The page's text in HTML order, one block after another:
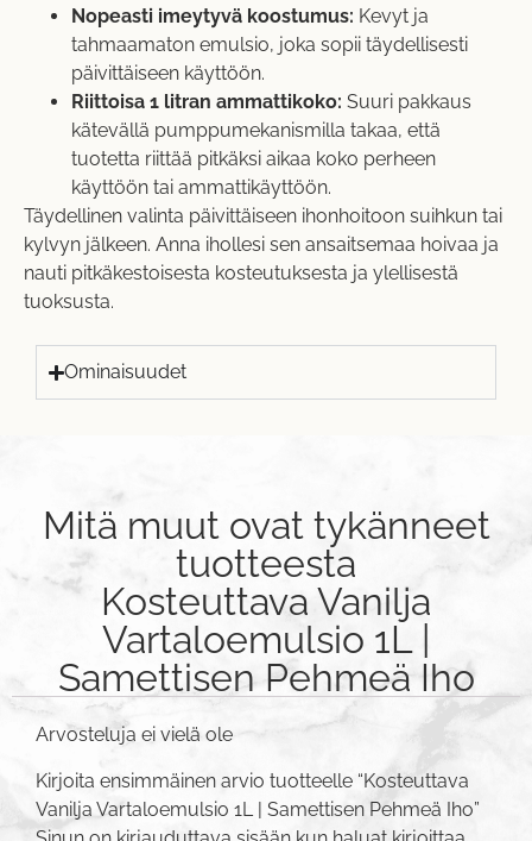
Nopeasti imeytyvä koostumus: Kevyt ja
tahmaamaton emulsio, joka sopii täydellisesti
päivittäiseen käyttöön.
Riittoisa 1 litran ammattikoko: Suuri pakkaus
kätevällä pumppumekanismilla takaa, että
tuotetta riittää pitkäksi aikaa koko perheen
käyttöön tai ammattikäyttöön.
Täydellinen valinta päivittäiseen ihonhoitoon suihkun tai
kylvyn jälkeen. Anna ihollesi sen ansaitsemaa hoivaa ja
nauti pitkäkestoisesta kosteutuksesta ja ylellisestä
tuoksusta.
Ominaisuudet
Mitä muut ovat tykänneet
tuotteesta
Kosteuttava Vanilja
Vartaloemulsio 1L |
Samettisen Pehmeä Iho
Arvosteluja ei vielä ole
Kirjoita ensimmäinen arvio tuotteelle “Kosteuttava
Vanilja Vartaloemulsio 1L | Samettisen Pehmeä Iho”